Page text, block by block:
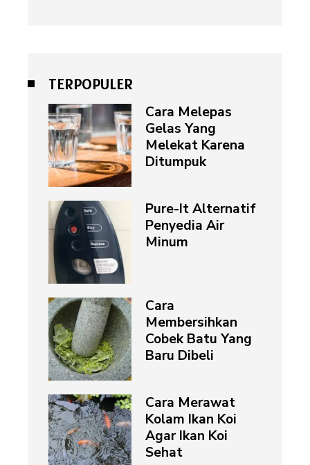
TERPOPULER
Cara Melepas
Gelas Yang
Melekat Karena
Ditumpuk
Pure-It Alternatif
Penyedia Air
Minum
Cara
Membersihkan
Cobek Batu Yang
Baru Dibeli
Cara Merawat
Kolam Ikan Koi
Agar Ikan Koi
Sehat